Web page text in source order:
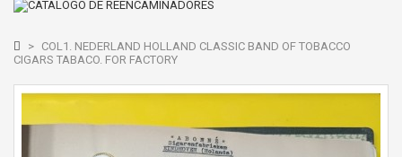
> COL1. NEDERLAND HOLLAND CLASSIC BAND OF TOBACCO
CIGARS TABACO. FOR FACTORY